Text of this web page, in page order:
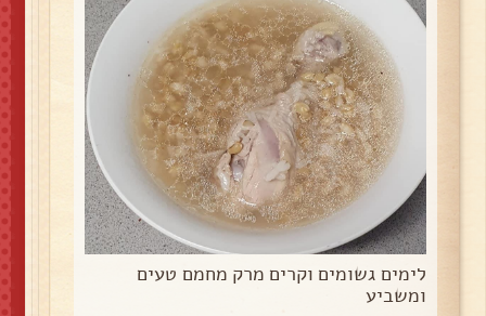
לימים גשומים וקרים מרק מחמם טעים
ומשביע